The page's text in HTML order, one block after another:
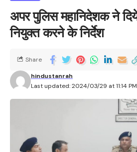
अपर पुलिस महानिदेशक ने
नियुक्त करने के निर्देश
Last updated: 2024/03/29 at 11:14 PM
hindustanrah
Share